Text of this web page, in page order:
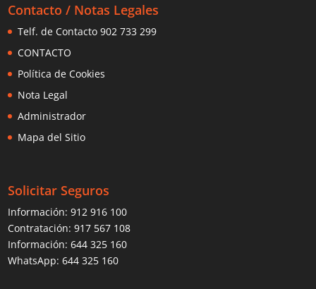
Contacto / Notas Legales
Telf. de Contacto 902 733 299
CONTACTO
Política de Cookies
Nota Legal
Administrador
Mapa del Sitio
Solicitar Seguros
Información:912 916 100
Contratación:917 567 108
Información:644 325 160
WhatsApp:644 325 160